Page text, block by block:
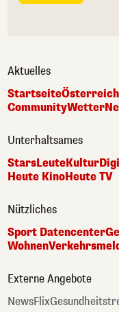
Aktuelles
StartseiteÖsterreich
CommunityWetter
Unterhaltsames
StarsLeuteKultur
Heute KinoHeute TV
Nützliches
Sport Datencenter
Wohnen
Externe Angebote
NewsFlix